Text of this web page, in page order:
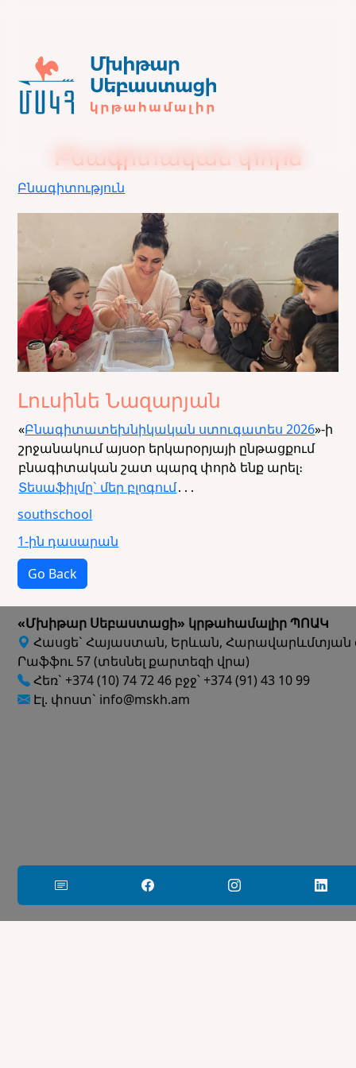
Բնագիտական փորձ
Բնագիտություն
Լուսինե Նազարյան
«Բնագիտատեխնիկական ստուգատես 2026»-ի
շրջանակում այսօր երկարօրյայի ընթացքում
բնագիտական շատ պարզ փորձ ենք արել։
Տեսաֆիլմը` մեր բլոգում․․․
southschool
1-ին դասարան
Go Back
«Մխիթար Սեբաստացի» կրթահամալիր ՊՈԱԿ
Հասցե` Հայաստան, Երևան, Հարավարևմտյան
Րաֆֆու 57 (տեսնել քարտեզի վրա)
Հեռ` +374 (10) 74 72 46 բջջ՝ +374 (91) 43 10 99
Էլ. փոստ` info@mskh.am